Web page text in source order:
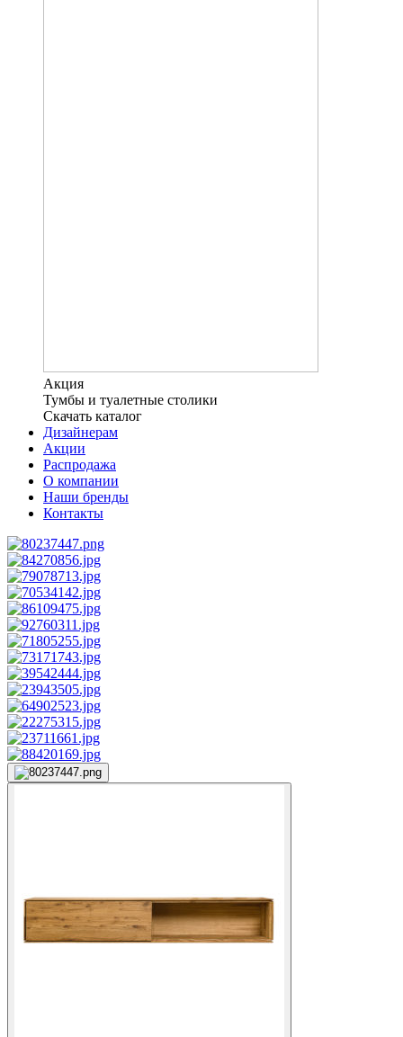
Акция
Тумбы и туалетные столики
Скачать каталог
Дизайнерам
Акции
Распродажа
О компании
Наши бренды
Контакты